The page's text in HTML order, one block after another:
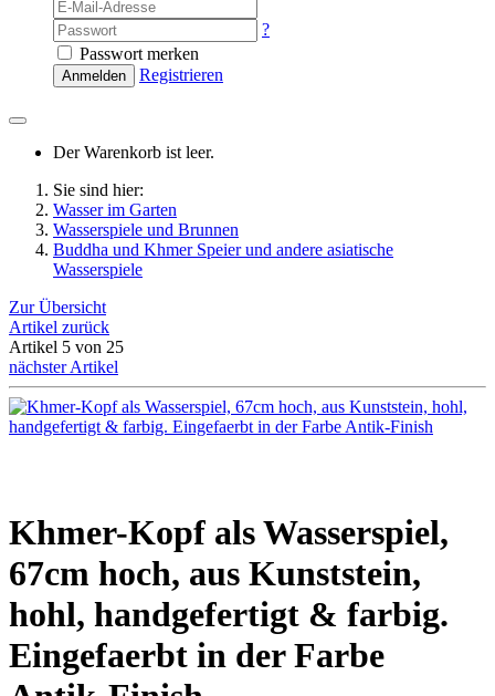
?
Passwort merken
Anmelden Registrieren
Der Warenkorb ist leer.
Sie sind hier:
Wasser im Garten
Wasserspiele und Brunnen
Buddha und Khmer Speier und andere asiatische
Wasserspiele
Zur Übersicht
Artikel zurück
Artikel 5 von 25
nächster Artikel
Khmer-Kopf als Wasserspiel,
67cm hoch, aus Kunststein,
hohl, handgefertigt & farbig.
Eingefaerbt in der Farbe